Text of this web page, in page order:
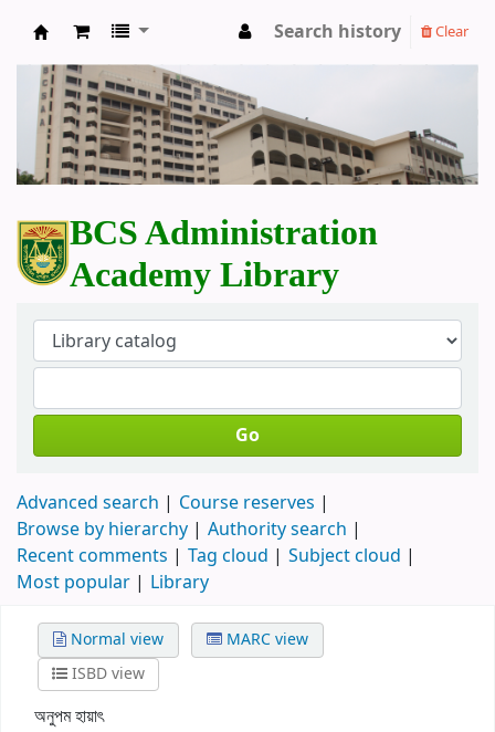
BCS Administration Academy Library
Search history Clear
BCS Administration
Academy Library
Go
Advanced search
Course reserves
Browse by hierarchy
Authority search
Recent comments
Tag cloud
Subject cloud
Most popular
Library
Normal view
MARC view
ISBD view
অনুপম হায়াৎ